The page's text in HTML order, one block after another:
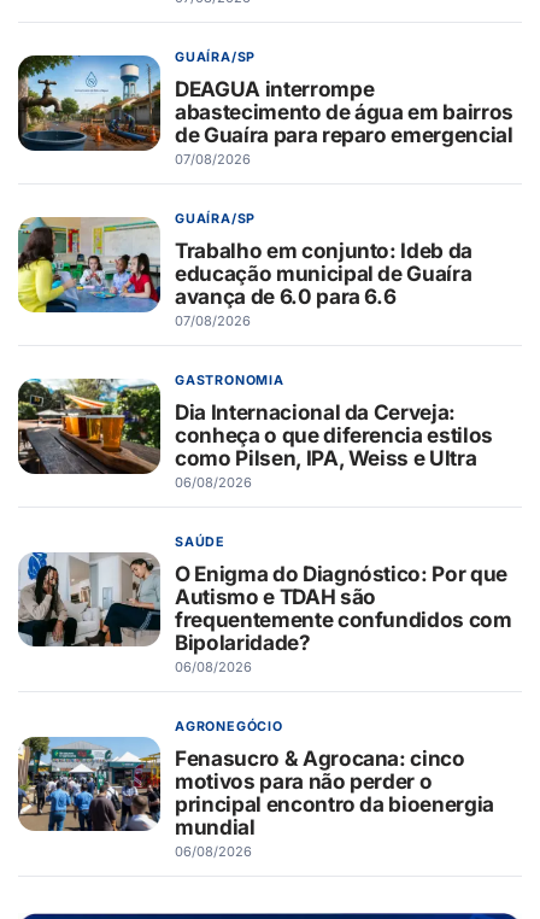
GUAÍRA/SP
DEAGUA interrompe
abastecimento de água em bairros
de Guaíra para reparo emergencial
07/08/2026
GUAÍRA/SP
Trabalho em conjunto: Ideb da
educação municipal de Guaíra
avança de 6.0 para 6.6
07/08/2026
GASTRONOMIA
Dia Internacional da Cerveja:
conheça o que diferencia estilos
como Pilsen, IPA, Weiss e Ultra
06/08/2026
SAÚDE
O Enigma do Diagnóstico: Por que
Autismo e TDAH são
frequentemente confundidos com
Bipolaridade?
06/08/2026
AGRONEGÓCIO
Fenasucro & Agrocana: cinco
motivos para não perder o
principal encontro da bioenergia
mundial
06/08/2026